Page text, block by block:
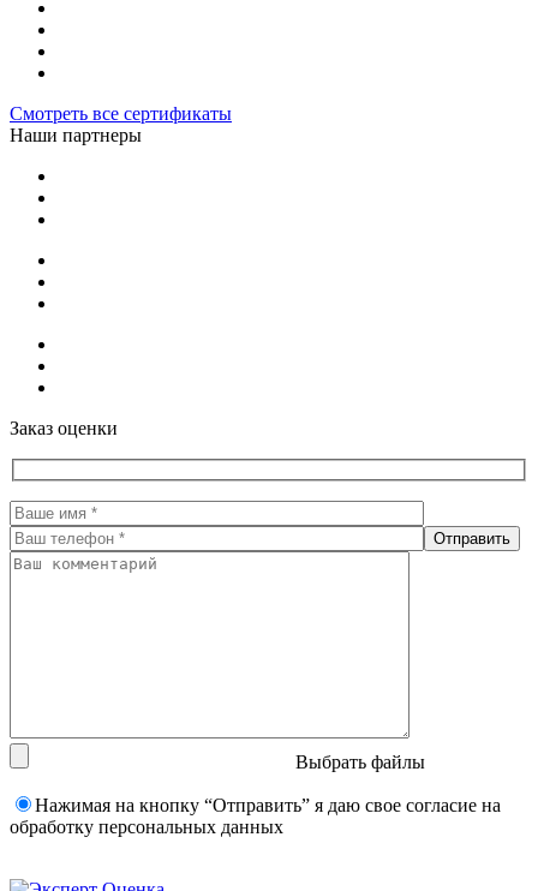
Смотреть все сертификаты
Наши партнеры
Заказ оценки
Выбрать файлы
Нажимая на кнопку “Отправить” я даю свое согласие на
обработку персональных данных